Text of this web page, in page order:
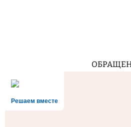
Решаем вместе